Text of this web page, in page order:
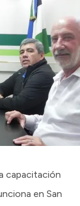
capacitación
en San